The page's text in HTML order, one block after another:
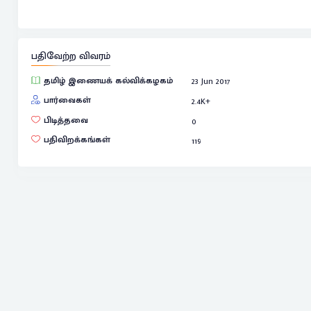
பதிவேற்ற விவரம்
தமிழ் இணையக் கல்விக்கழகம்
23 Jun 2017
பார்வைகள்
2.4K+
பிடித்தவை
0
பதிவிறக்கங்கள்
119